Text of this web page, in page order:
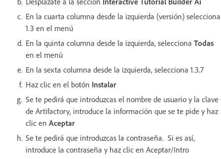
En la cuarta columna desde la izquierda (versión) selecciona
1.3 en el menú
En la quinta columna desde la izquierda, selecciona Todas
en el menú
En la sexta columna desde la izquierda, selecciona 1.3.7
Haz clic en el botón Instalar
Se te pedirá que introduzcas el nombre de usuario y la clave
de Artifactory, introduce la información que se te pide y haz
clic en Aceptar
Se te pedirá que introduzcas la contraseña. Si es así,
introduce la contraseña y haz clic en Aceptar/Intro